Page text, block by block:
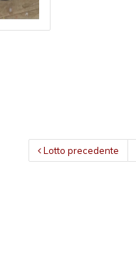
Lotto precedente